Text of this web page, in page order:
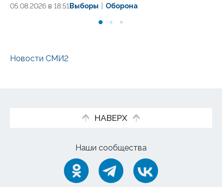
05.08.2026 в 18:51 Выборы Оборона
Новости СМИ2
НАВЕРХ
Наши сообщества